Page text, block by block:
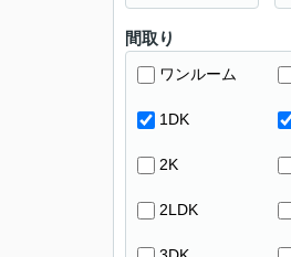
間取り
ワンルーム
1DK
2K
2LDK